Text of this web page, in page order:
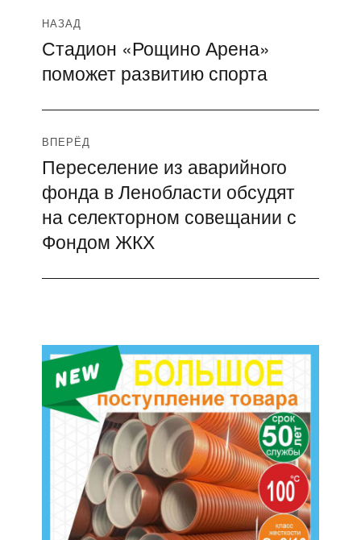
Навигация
по
НАЗАД
Предыдущая
запись:
Стадион «Рощино Арена»
поможет развитию спорта
ВПЕРЁД
Следующая
запись:
Переселение из аварийного
фонда в Ленобласти обсудят
на селекторном совещании с
Фондом ЖКХ